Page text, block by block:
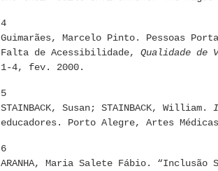
4
Guimarães, Marcelo Pinto. Pessoas
Falta de Acessibilidade, Qualidade de
1-4, fev. 2000.
5
STAINBACK, Susan; STAINBACK, William.
educadores. Porto Alegre, Artes
6
ARANHA, Maria Salete Fábio.